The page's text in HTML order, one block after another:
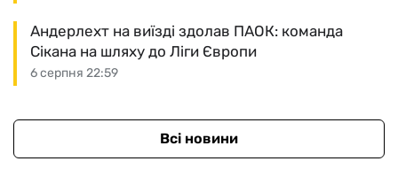
6 серпня 22:59
Андерлехт на виїзді здолав ПАОК: команда
Сікана на шляху до Ліги Європи
Всі новини